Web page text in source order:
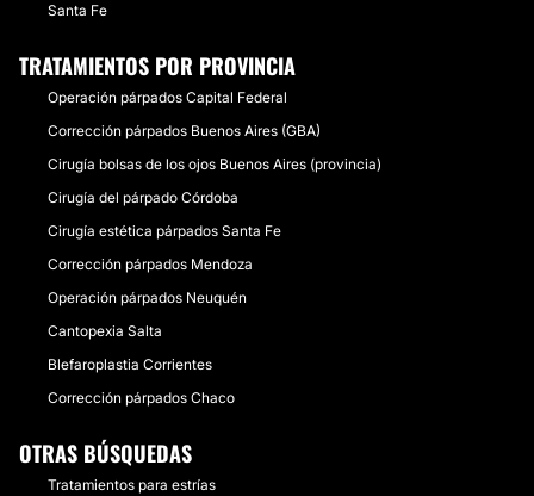
Santa Fe
TRATAMIENTOS POR PROVINCIA
Operación párpados Capital Federal
Corrección párpados Buenos Aires (GBA)
Cirugía bolsas de los ojos Buenos Aires (provincia)
Cirugía del párpado Córdoba
Cirugía estética párpados Santa Fe
Corrección párpados Mendoza
Operación párpados Neuquén
Cantopexia Salta
Blefaroplastia Corrientes
Corrección párpados Chaco
OTRAS BÚSQUEDAS
Tratamientos para estrías